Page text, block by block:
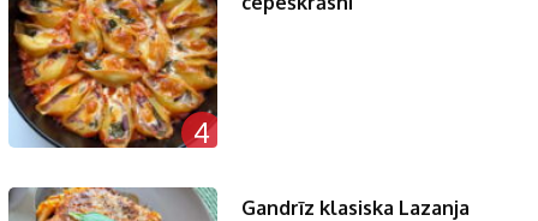
4
Gandrīz klasiska Lazanja